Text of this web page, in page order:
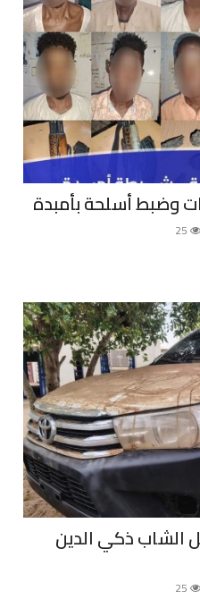
وضبط أسلحة بأمبدة
الشاب ذكي الدين